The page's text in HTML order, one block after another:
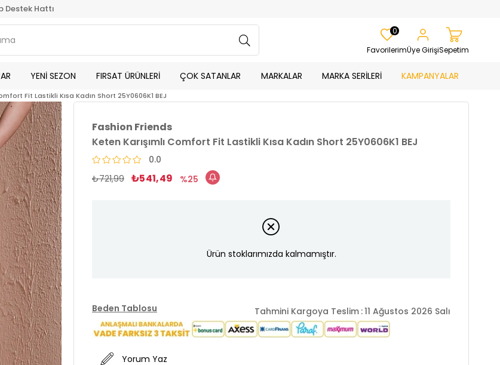
Destek Hattı
Favorilerim
0
Üye GirişiSepetim
YENİ SEZON FIRSAT ÜRÜNLERİ ÇOK SATANLAR MARKALAR MARKA SERİLERİ KAMPANYALAR
Fit Lastikli Kısa Kadın Short 25Y0606K1 BEJ
Fashion Friends
Keten Karışımlı Comfort Fit Lastikli Kısa Kadın Short 25Y0606K1 BEJ
0.0
₺721,99 ₺541,49 25
Ürün stoklarımızda kalmamıştır.
Beden Tablosu Tahmini Kargoya Teslim :11 Ağustos 2026 Salı
Yorum Yaz